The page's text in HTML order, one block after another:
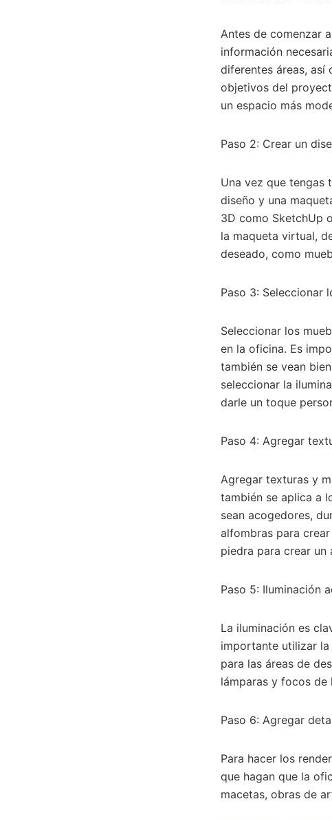
Antes de comenzar
información
diferentes áreas, así
objetivos del
un espacio más
Paso 2: Crear un
Una vez que tengas
diseño y una
3D como SketchUp
la maqueta virtual,
deseado, como
Paso 3: Seleccionar
Seleccionar los
en la oficina. Es
también se vean
seleccionar la
darle un toque
Paso 4: Agregar
Agregar texturas y
también se aplica a
sean acogedores,
alfombras para
piedra para crear un
Paso 5: Iluminación
La iluminación es
importante utilizar la
para las áreas de
lámparas y focos de
Paso 6: Agregar
Para hacer los
que hagan que la
macetas, obras de